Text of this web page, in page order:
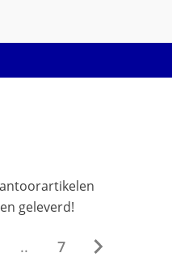
geleverd!
.. 7